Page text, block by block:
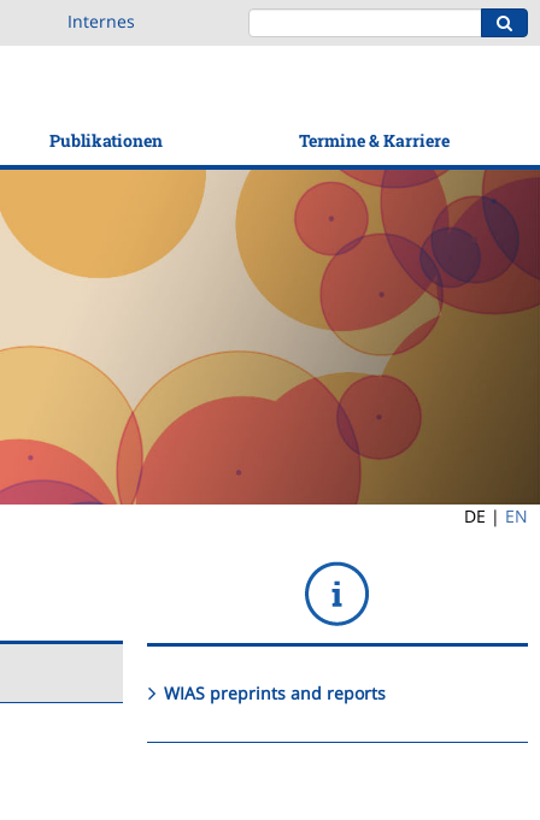
Internes
Publikationen Termine & Karriere
DE | EN
WIAS preprints and reports